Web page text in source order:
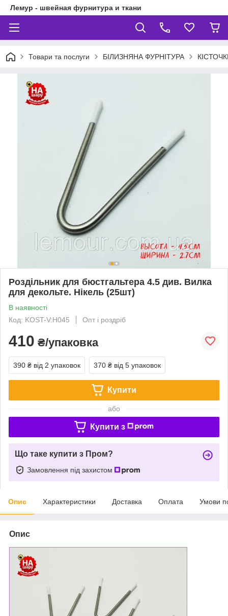
Лемур - швейная фурнитура и ткани
Товари та послуги БІЛИЗНЯНА ФУРНІТУРА
Роздільник для бюстгальтера 4.5 див. Вилка
для декольте. Нікель (25шт)
В наявності
Код: KOST-V:Н045
Опт і роздріб
410 ₴/упаковка
390 ₴ від 2 упаковок 370 ₴ від 5 упаковок
Купити
або
Купити з
Що таке купити з Пром?
Замовлення під захистом
Опис Характеристики Доставка Оплата Умови
Опис